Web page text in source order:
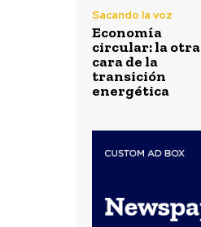
Sacando la voz
Economía
circular: la otra
cara de la
transición
energética